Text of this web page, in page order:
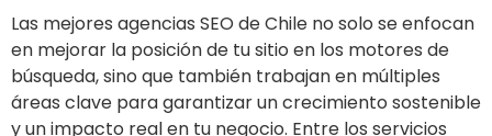
Las mejores agencias SEO de Chile no solo se enfocan
en mejorar la posición de tu sitio en los motores de
búsqueda, sino que también trabajan en múltiples
áreas clave para garantizar un crecimiento sostenible
y un impacto real en tu negocio. Entre los servicios